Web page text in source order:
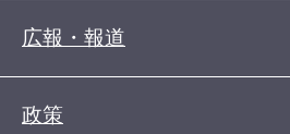
広報・報道
政策